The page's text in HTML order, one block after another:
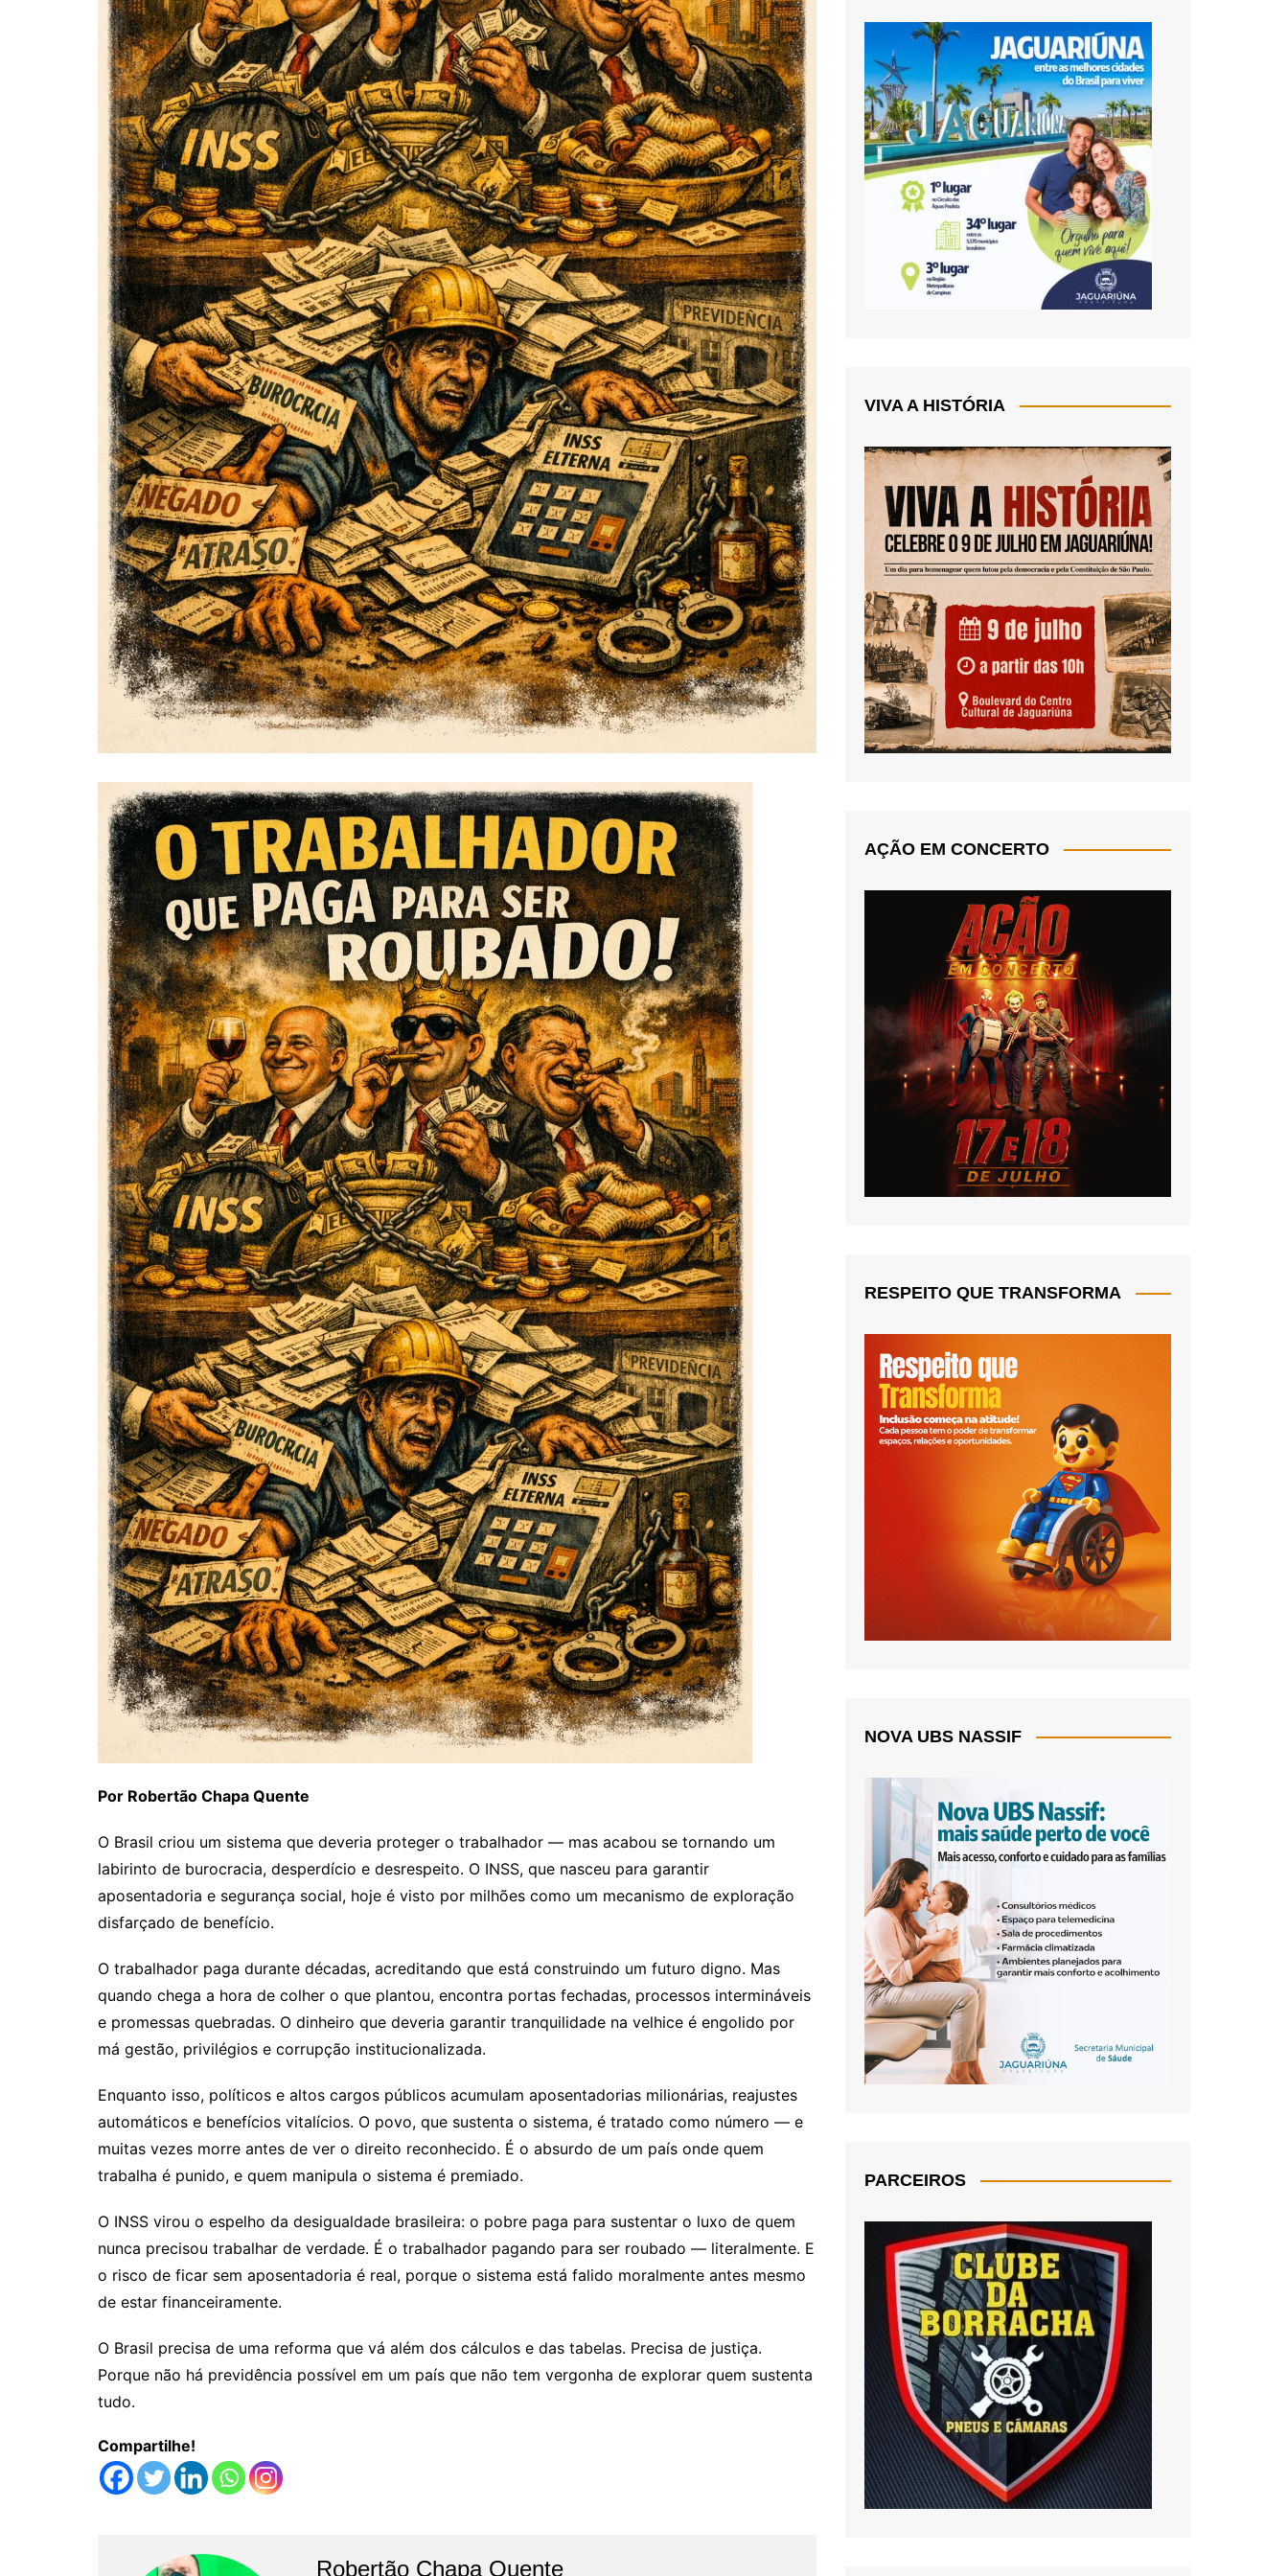
Por Robertão Chapa Quente
O Brasil criou um sistema que deveria proteger o trabalhador — mas acabou se tornando um
labirinto de burocracia, desperdício e desrespeito. O INSS, que nasceu para garantir
aposentadoria e segurança social, hoje é visto por milhões como um mecanismo de exploração
disfarçado de benefício.
O trabalhador paga durante décadas, acreditando que está construindo um futuro digno. Mas
quando chega a hora de colher o que plantou, encontra portas fechadas, processos intermináveis
e promessas quebradas. O dinheiro que deveria garantir tranquilidade na velhice é engolido por
má gestão, privilégios e corrupção institucionalizada.
Enquanto isso, políticos e altos cargos públicos acumulam aposentadorias milionárias, reajustes
automáticos e benefícios vitalícios. O povo, que sustenta o sistema, é tratado como número — e
muitas vezes morre antes de ver o direito reconhecido. É o absurdo de um país onde quem
trabalha é punido, e quem manipula o sistema é premiado.
O INSS virou o espelho da desigualdade brasileira: o pobre paga para sustentar o luxo de quem
nunca precisou trabalhar de verdade. É o trabalhador pagando para ser roubado — literalmente. E
o risco de ficar sem aposentadoria é real, porque o sistema está falido moralmente antes mesmo
de estar financeiramente.
O Brasil precisa de uma reforma que vá além dos cálculos e das tabelas. Precisa de justiça.
Porque não há previdência possível em um país que não tem vergonha de explorar quem sustenta
tudo.
Compartilhe!
Robertão Chapa Quente
VIVA A HISTÓRIA
AÇÃO EM CONCERTO
RESPEITO QUE TRANSFORMA
NOVA UBS NASSIF
PARCEIROS